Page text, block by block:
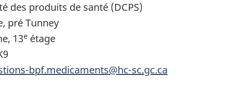
des produits de santé (DCPS)
pré Tunney
13e étage
bpf.medicaments@hc-sc.gc.ca